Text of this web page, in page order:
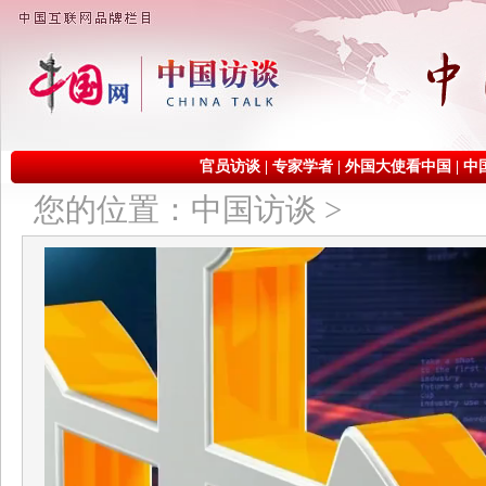
官员访谈|专家学者|外国大使看中国|中
您的位置： 中国访谈 >